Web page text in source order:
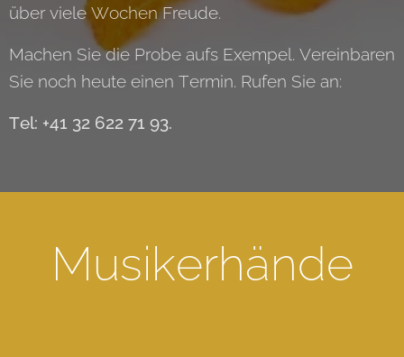
über viele Wochen Freude.
Machen Sie die Probe aufs Exempel. Vereinbaren
Sie noch heute einen Termin. Rufen Sie an:
Tel: +41 32 622 71 93.
Musikerhände